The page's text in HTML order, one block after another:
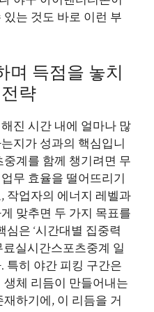
는 것도 바로 이런 부
며 득점을 놓치
략
진 시간 내에 얼마나 많
지가 성과의 핵심입니
계를 함께 챙기려면 무
무 효율을 떨어뜨리기
작업자의 에너지 레벨과
맞추면 두 가지 목표를
은 ‘시간대별 집중력
료실시간스포츠중계 일
특히 야간 피킹 구간은
체 리듬이 만들어내는
하기에, 이 리듬을 거